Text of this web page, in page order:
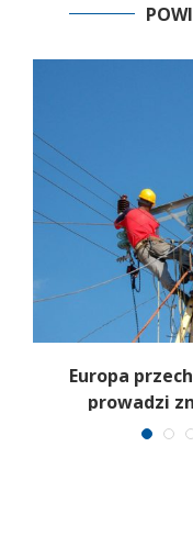
Europa
prowadzi